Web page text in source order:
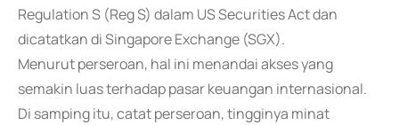
Regulation S (Reg S) dalam US Securities Act dan
dicatatkan di Singapore Exchange (SGX).
Menurut perseroan, hal ini menandai akses yang
semakin luas terhadap pasar keuangan internasional.
Di samping itu, catat perseroan, tingginya minat